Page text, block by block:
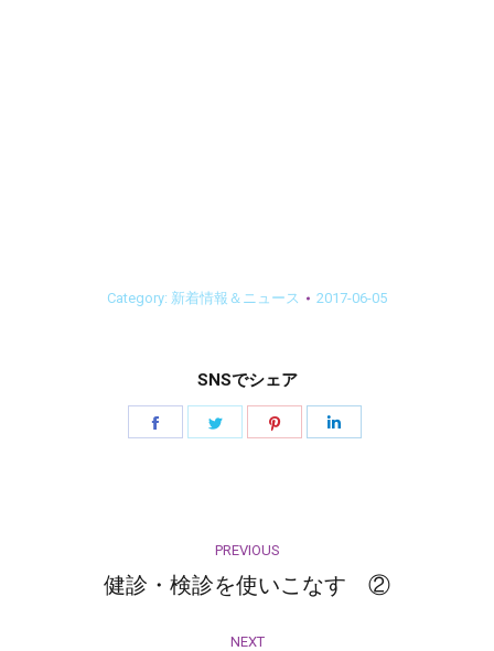
Category: 新着情報＆ニュース 2017-06-05
SNSでシェア
navigation
PREVIOUS
Previous
健診・検診を使いこなす ②
NEXT